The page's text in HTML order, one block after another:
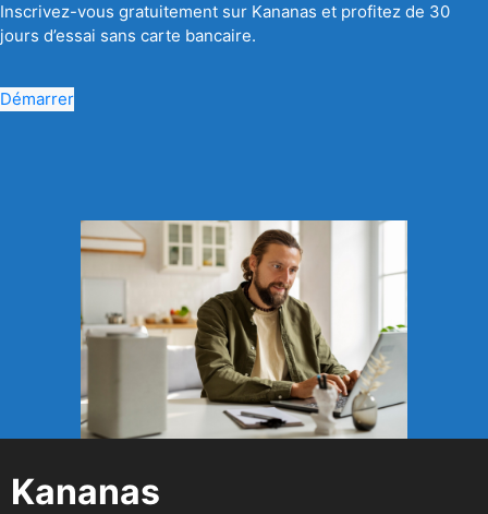
Inscrivez-vous gratuitement sur Kananas et profitez de 30
jours d’essai sans carte bancaire.
Démarrer
Kananas